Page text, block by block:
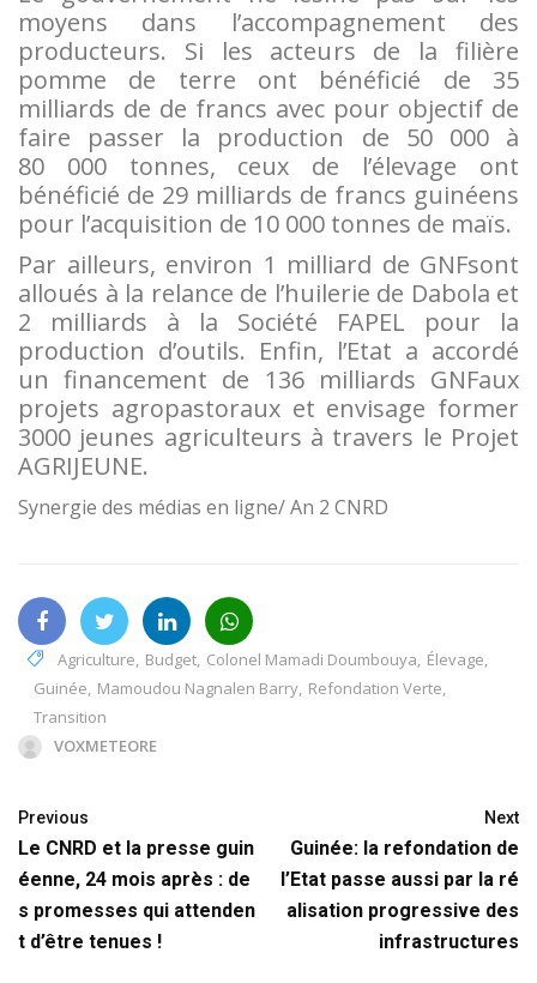
moyens dans l’accompagnement des
producteurs. Si les acteurs de la filière
pomme de terre ont bénéficié de 35
milliards de de francs avec pour objectif de
faire passer la production de 50 000 à
80 000 tonnes, ceux de l’élevage ont
bénéficié de 29 milliards de francs guinéens
pour l’acquisition de 10 000 tonnes de maïs.
Par ailleurs, environ 1 milliard de GNFsont
alloués à la relance de l’huilerie de Dabola et
2 milliards à la Société FAPEL pour la
production d’outils. Enfin, l’Etat a accordé
un financement de 136 milliards GNFaux
projets agropastoraux et envisage former
3000 jeunes agriculteurs à travers le Projet
AGRIJEUNE.
Synergie des médias en ligne/ An 2 CNRD
Agriculture, Budget, Colonel Mamadi Doumbouya, Élevage,
Guinée, Mamoudou Nagnalen Barry, Refondation Verte,
Transition
VOXMETEORE
Previous
Le CNRD et la presse guin
éenne, 24 mois après : de
s promesses qui attenden
t d’être tenues !
Next
Guinée: la refondation de
l’Etat passe aussi par la ré
alisation progressive des
infrastructures